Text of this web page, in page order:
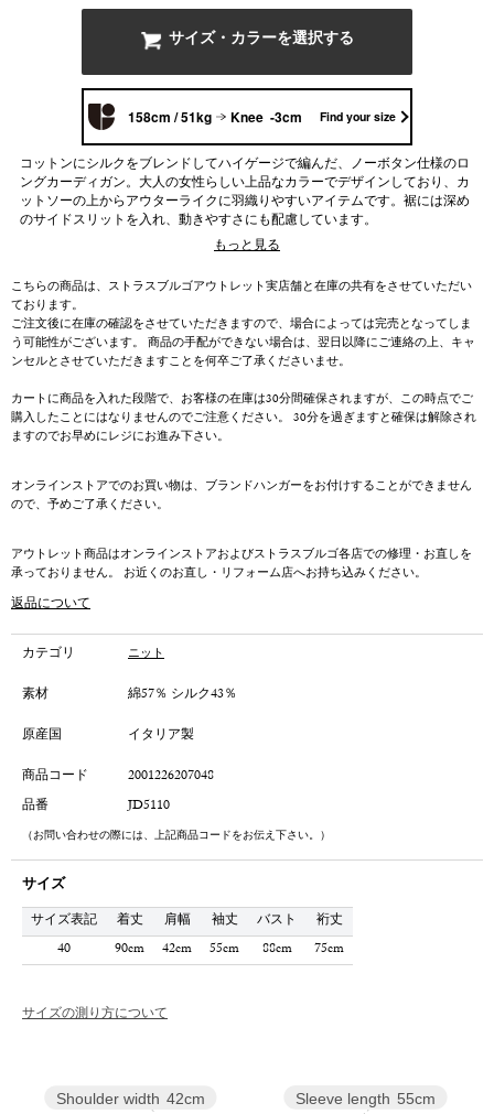
サイズ・カラーを選択する
158cm / 51kg Knee -3cm Find your size
コットンにシルクをブレンドしてハイゲージで編んだ、ノーボタン仕様のロ
ングカーディガン。大人の女性らしい上品なカラーでデザインしており、カ
ットソーの上からアウターライクに羽織りやすいアイテムです。裾には深め
のサイドスリットを入れ、動きやすさにも配慮しています。
もっと見る
こちらの商品は、ストラスブルゴアウトレット実店舗と在庫の共有をさせていただい
ております。
ご注文後に在庫の確認をさせていただきますので、場合によっては完売となってしま
う可能性がございます。 商品の手配ができない場合は、翌日以降にご連絡の上、キャ
ンセルとさせていただきますことを何卒ご了承くださいませ。
カートに商品を入れた段階で、お客様の在庫は30分間確保されますが、この時点でご
購入したことにはなりませんのでご注意ください。 30分を過ぎますと確保は解除され
ますのでお早めにレジにお進み下さい。
オンラインストアでのお買い物は、ブランドハンガーをお付けすることができません
ので、予めご了承ください。
アウトレット商品はオンラインストアおよびストラスブルゴ各店での修理・お直しを
承っておりません。 お近くのお直し・リフォーム店へお持ち込みください。
返品について
カテゴリ ニット
素材
綿57％ シルク43％
原産国
イタリア製
商品コード
2001226207048
品番
JD5110
（お問い合わせの際には、上記商品コードをお伝え下さい。）
サイズ
サイズ表記 着丈 肩幅 袖丈 バスト
裄丈
40
90cm 42cm 55cm 88cm 75cm
サイズの測り方について
Sleeve length 55cm
Shoulder width 42cm